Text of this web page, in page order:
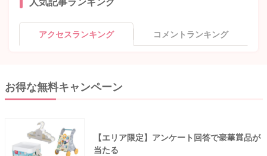
アクセスランキング コメントランキング
お得な無料キャンペーン
【エリア限定】アンケート回答で豪華賞品が
当たる